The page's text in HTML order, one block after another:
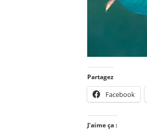
Partagez
Facebook
J’aime ça :